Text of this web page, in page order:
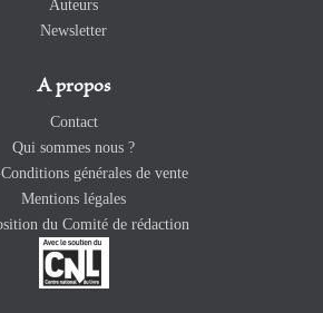
Auteurs
Newsletter
A propos
Contact
Qui sommes nous ?
générales de vente
Mentions légales
du Comité de rédaction